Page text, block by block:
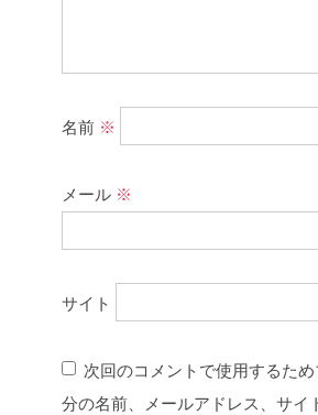
名前 ※
メール ※
サイト
次回のコメントで使用するた
分の名前、メールアドレス、サイ